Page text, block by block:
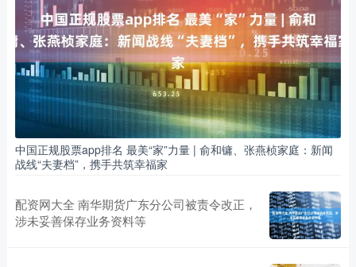
中国正规股票app排名 最美“家”力量 | 俞和镛、张燕桢家庭：新闻
战线“夫妻档”，携手共筑幸福家
配资网大全 南华期货广东分公司被责令改正，
涉未妥善保存业务资料等